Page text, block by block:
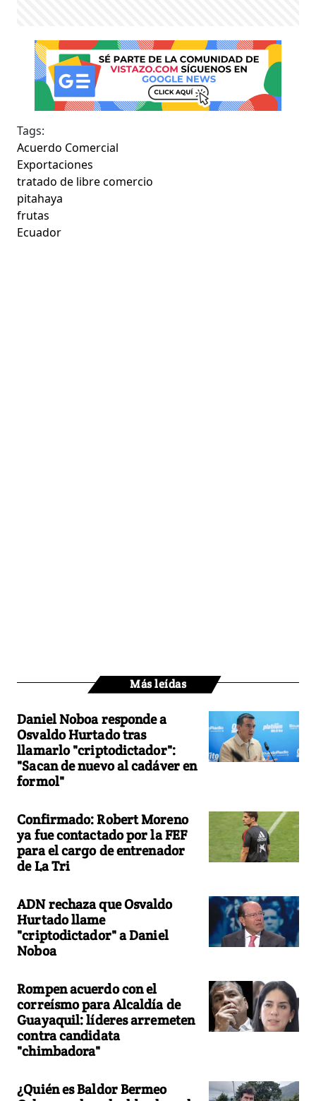
Tags:
Acuerdo Comercial
Exportaciones
tratado de libre comercio
pitahaya
frutas
Ecuador
Más leídas
Daniel Noboa responde a
Osvaldo Hurtado tras
llamarlo "criptodictador":
"Sacan de nuevo al cadáver en
formol"
Confirmado: Robert Moreno
ya fue contactado por la FEF
para el cargo de entrenador
de La Tri
ADN rechaza que Osvaldo
Hurtado llame
"criptodictador" a Daniel
Noboa
Rompen acuerdo con el
correísmo para Alcaldía de
Guayaquil: líderes arremeten
contra candidata
"chimbadora"
¿Quién es Baldor Bermeo